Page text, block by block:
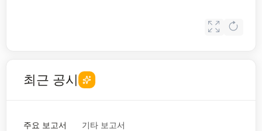
최근 공시
주요 보고서 기타 보고서